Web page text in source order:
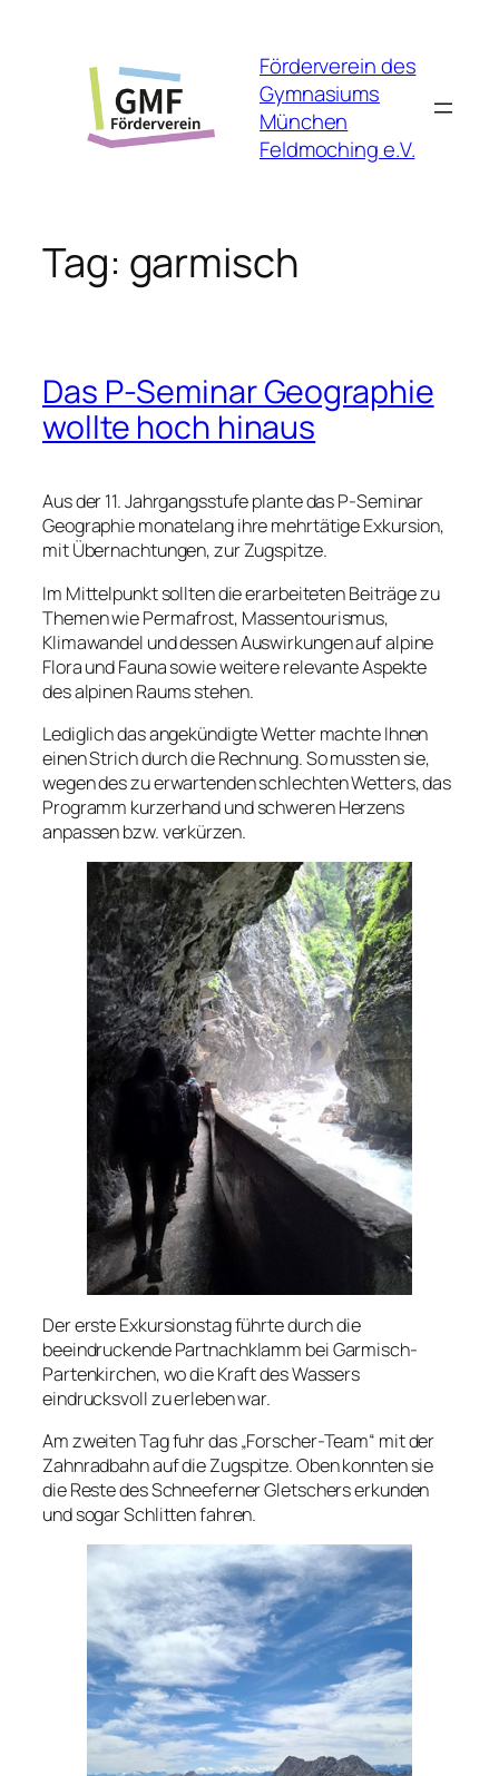
Förderverein des
Gymnasiums
München
Feldmoching e.V.
Tag: garmisch
Das P-Seminar Geographie
wollte hoch hinaus
Aus der 11. Jahrgangsstufe plante das P-Seminar
Geographie monatelang ihre mehrtätige Exkursion,
mit Übernachtungen, zur Zugspitze.
Im Mittelpunkt sollten die erarbeiteten Beiträge zu
Themen wie Permafrost, Massentourismus,
Klimawandel und dessen Auswirkungen auf alpine
Flora und Fauna sowie weitere relevante Aspekte
des alpinen Raums stehen.
Lediglich das angekündigte Wetter machte Ihnen
einen Strich durch die Rechnung. So mussten sie,
wegen des zu erwartenden schlechten Wetters, das
Programm kurzerhand und schweren Herzens
anpassen bzw. verkürzen.
Der erste Exkursionstag führte durch die
beeindruckende Partnachklamm bei Garmisch-
Partenkirchen, wo die Kraft des Wassers
eindrucksvoll zu erleben war.
Am zweiten Tag fuhr das „Forscher-Team“ mit der
Zahnradbahn auf die Zugspitze. Oben konnten sie
die Reste des Schneeferner Gletschers erkunden
und sogar Schlitten fahren.